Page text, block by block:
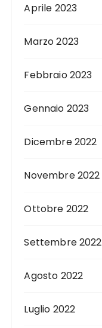
Aprile 2023
Marzo 2023
Febbraio 2023
Gennaio 2023
Dicembre 2022
Novembre 2022
Ottobre 2022
Settembre 2022
Agosto 2022
Luglio 2022